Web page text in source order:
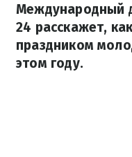
Международный
24 расскажет,
праздником
этом году.